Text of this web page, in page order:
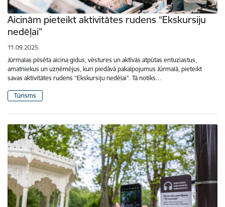
Aicinām pieteikt aktivitātes rudens “Ekskursiju
nedēļai”
11.09.2025.
Jūrmalas pilsēta aicina gidus, vēstures un aktīvās atpūtas entuziastus,
amatniekus un uzņēmējus, kuri piedāvā pakalpojumus Jūrmalā, pieteikt
savas aktivitātes rudens “Ekskursiju nedēļai”. Tā notiks…
Tūrisms